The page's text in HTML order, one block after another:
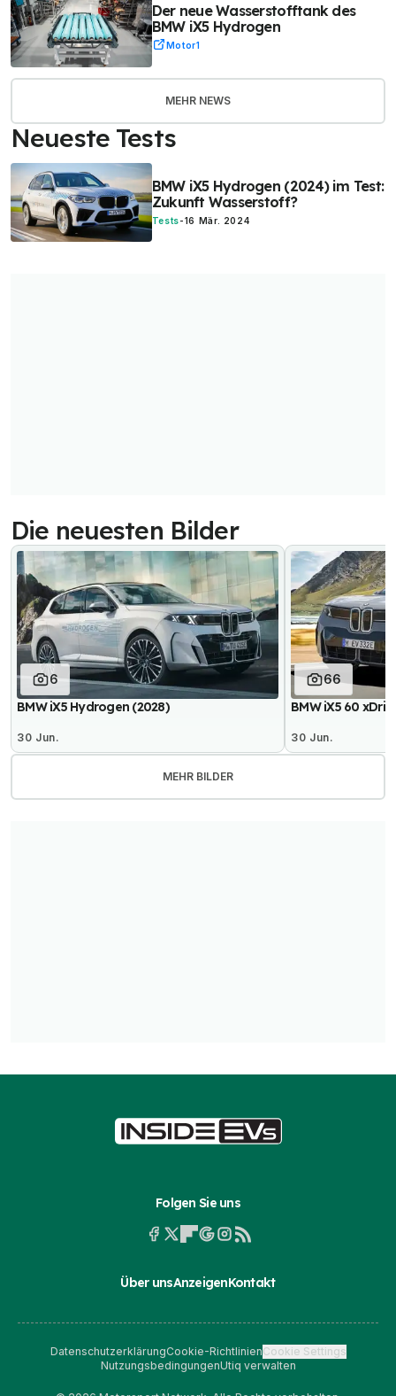
Der neue Wasserstofftank des
BMW iX5 Hydrogen
Motor1
MEHR NEWS
Neueste Tests
BMW iX5 Hydrogen (2024) im Test:
Zukunft Wasserstoff?
Tests-16 Mär. 2024
Die neuesten Bilder
6
BMW iX5 Hydrogen (2028)
30 Jun.
66
BMW iX5 60
30 Jun.
MEHR BILDER
Folgen Sie uns
Über unsAnzeigenKontakt
DatenschutzerklärungCookie-RichtlinienCookie Settings
NutzungsbedingungenUtiq verwalten